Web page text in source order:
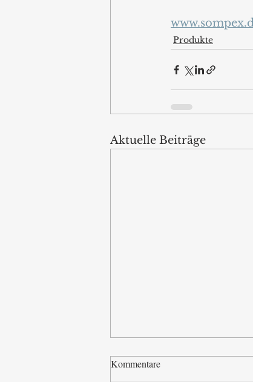
Produkte
Aktuelle Beiträge
Kommentare